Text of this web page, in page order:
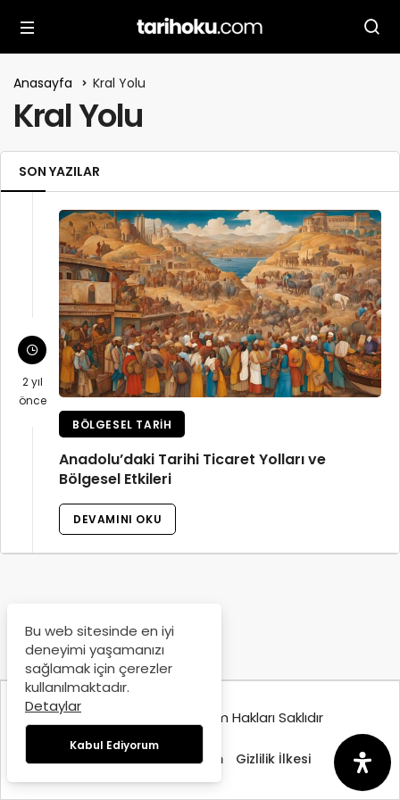
Anasayfa Kral Yolu
Kral Yolu
SON YAZILAR
2 yıl
önce
BÖLGESEL TARIH
Anadolu’daki Tarihi Ticaret Yolları ve
Bölgesel Etkileri
DEVAMINI OKU
© Copyright 2025, Tüm Hakları Saklıdır
Hakkımızda İletişim Gizlilik İlkesi
Bu web sitesinde en iyi
deneyimi yaşamanızı
sağlamak için çerezler
kullanılmaktadır.
Detaylar
Kabul Ediyorum